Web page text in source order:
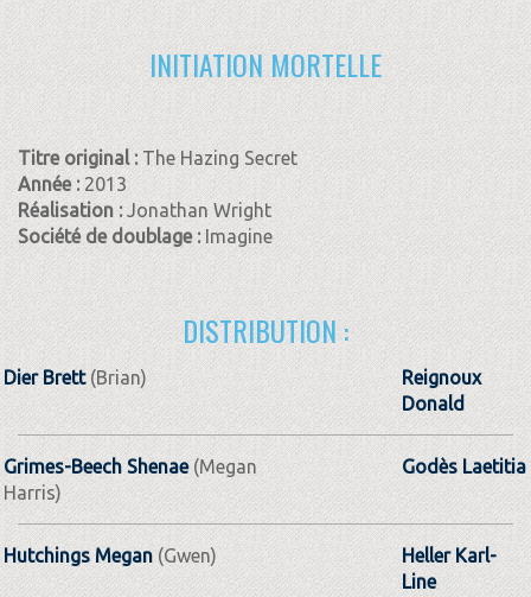
INITIATION MORTELLE
Titre original : The Hazing Secret
Année : 2013
Réalisation :Jonathan Wright
Société de doublage :Imagine
DISTRIBUTION :
Dier Brett(Brian)
Reignoux
Donald
Grimes-Beech Shenae(Megan
Harris)
Godès Laetitia
Hutchings Megan(Gwen)
Heller Karl-
Line